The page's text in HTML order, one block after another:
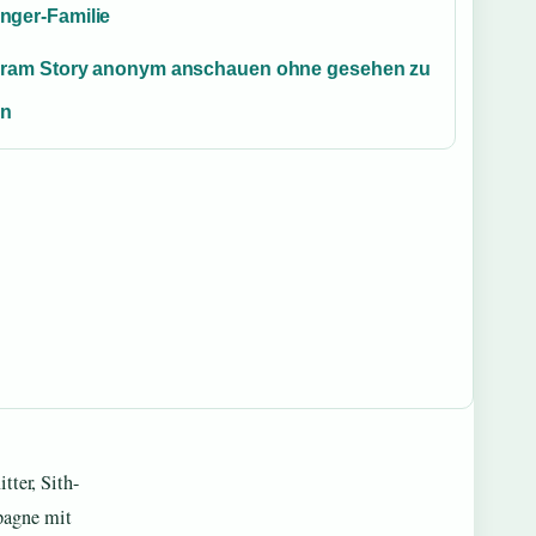
Familie
Story anonym anschauen ohne gesehen zu
Sith-
mit